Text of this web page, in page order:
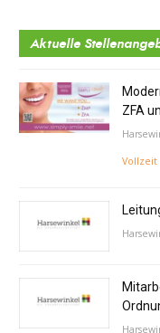
Aktuelle
ZFA
Vollzeit